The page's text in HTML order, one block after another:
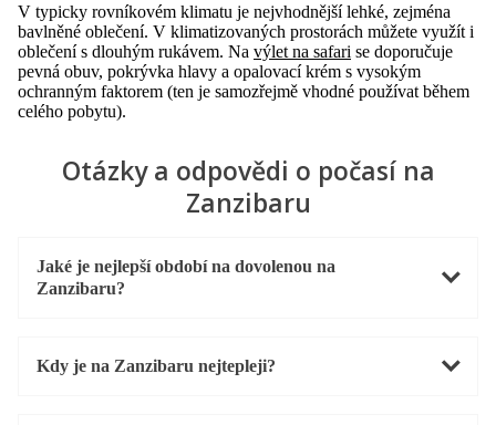
V typicky rovníkovém klimatu je nejvhodnější lehké, zejména
bavlněné oblečení. V klimatizovaných prostorách můžete využít i
oblečení s dlouhým rukávem. Na výlet na safari se doporučuje
pevná obuv, pokrývka hlavy a opalovací krém s vysokým
ochranným faktorem (ten je samozřejmě vhodné používat během
celého pobytu).
Otázky a odpovědi o počasí na
Zanzibaru
Jaké je nejlepší období na dovolenou na
Zanzibaru?
Kdy je na Zanzibaru nejtepleji?